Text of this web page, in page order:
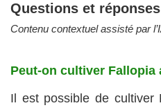
Questions et réponses
Contenu contextuel assisté par
Peut-on cultiver Fallopia
Il est possible de cultiver